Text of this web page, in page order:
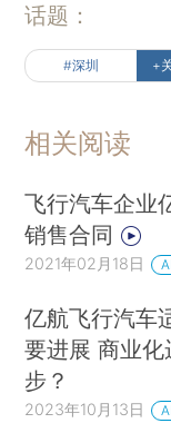
话题：
#深圳 +
相关阅读
飞行汽车企业
销售合同
2021年02月18日
亿航飞行汽车
要进展 商业化
步？
2023年10月13日